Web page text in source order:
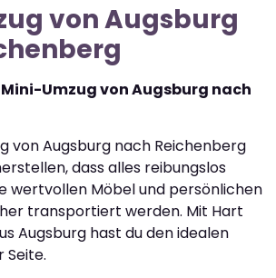
von Augsburg
Umzug von Augsburg nach
von Augsburg nach Reichenberg
dass alles reibungslos
wertvollen Möbel und persönlichen
transportiert werden. Mit Hart
Augsburg hast du den idealen
Seite.